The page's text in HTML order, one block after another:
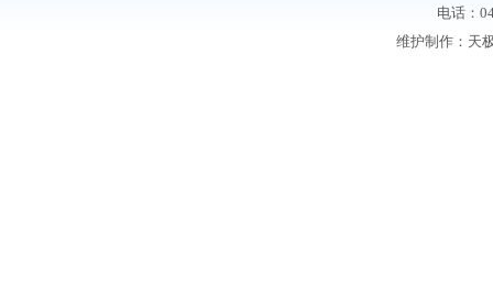
电话：
维护制作： 天